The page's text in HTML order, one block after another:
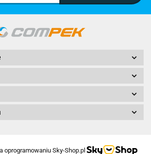
oprogramowaniu Sky-Shop.pl